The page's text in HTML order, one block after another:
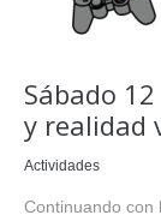
Sábado
y realidad
Actividades
Continuando con